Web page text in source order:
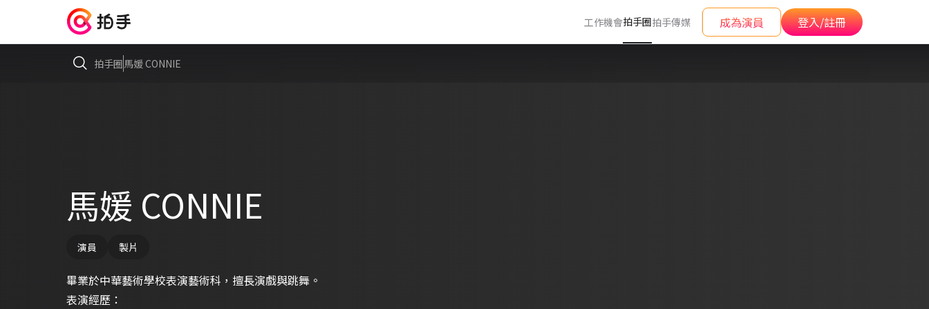
工作機會拍手圈拍手傳媒 成為演員 登入/註冊
拍手圈馬媛 CONNIE
馬媛 CONNIE
演員 製片
畢業於中華藝術學校表演藝術科，擅長演戲與跳舞。
表演經歷：